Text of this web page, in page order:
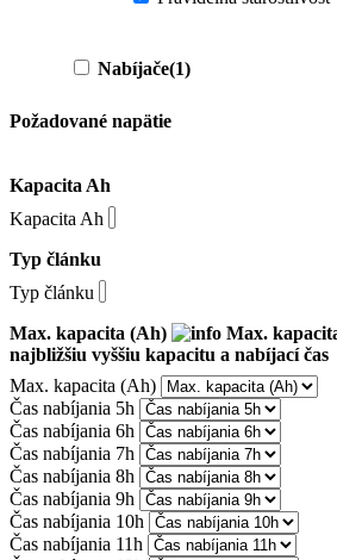
Nabíjače(1)
Požadované napätie
Kapacita Ah
Kapacita Ah
Typ článku
Typ článku
Max. kapacita (Ah)
Max.
najbližšiu vyššiu kapacitu a nabíjací čas
Max. kapacita (Ah)
Čas nabíjania 5h
Čas nabíjania 6h
Čas nabíjania 7h
Čas nabíjania 8h
Čas nabíjania 9h
Čas nabíjania 10h
Čas nabíjania 11h